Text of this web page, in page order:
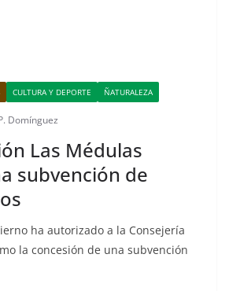
CULTURA Y DEPORTE ÑATURALEZA
Domínguez
Las Médulas
subvención de
ha autorizado a la Consejería
la concesión de una subvención